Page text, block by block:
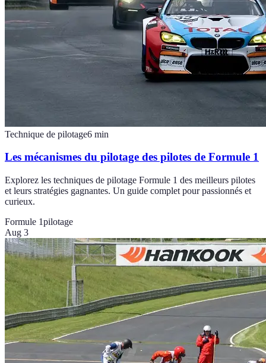
Technique de pilotage6 min
Les mécanismes du pilotage des pilotes de Formule 1
Explorez les techniques de pilotage Formule 1 des meilleurs pilotes
et leurs stratégies gagnantes. Un guide complet pour passionnés et
curieux.
Formule 1pilotage
Aug 3